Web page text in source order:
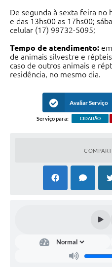
De segunda à sexta feira no
e das 13hs00 as 17hs00;
celular (17) 99732-5095;
Tempo de atendimento:
de animais silvestre e
caso de outros animais e
residência, no mesmo dia.
Avaliar Serviço
Serviço para: CIDADÃO